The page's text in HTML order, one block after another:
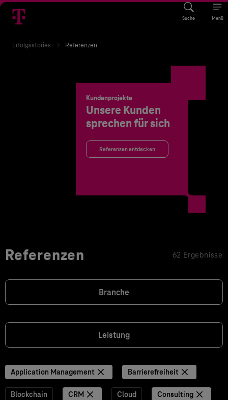
Suche Menü
Erfolgsstories Referenzen
Kundenprojekte
Unsere Kunden
sprechen für sich
Referenzen entdecken
Referenzen 62 Ergebnisse
Branche
Leistung
Application Management Barrierefreiheit
Blockchain CRM Cloud Consulting